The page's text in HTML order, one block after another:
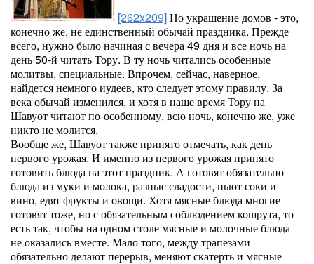
[262x209]Но украшение домов - это,
конечно же, не единственный обычай праздника. Прежде
всего, нужно было начиная с вечера 49 дня и все ночь на
день 50-й читать Тору. В ту ночь читались особенные
молитвы, специальные. Впрочем, сейчас, наверное,
найдется немного иудеев, кто следует этому правилу. За
века обычай изменился, и хотя в наше время Тору на
Шавуот читают по-особенному, всю ночь, конечно же, уже
никто не молится.
Вообще же, Шавуот также принято отмечать, как день
первого урожая. И именно из первого урожая принято
готовить блюда на этот праздник. А готовят обязательно
блюда из муки и молока, разные сладости, пьют соки и
вино, едят фрукты и овощи. Хотя мясные блюда многие
готовят тоже, но с обязательным соблюдением кошрута, то
есть так, чтобы на одном столе мясные и молочные блюда
не оказались вместе. Мало того, между трапезами
обязательно делают перерыв, меняют скатерть и мясные